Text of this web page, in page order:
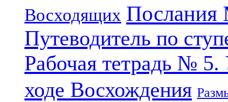
Восходящих Послания
Путеводитель по
Рабочая тетрадь №
ходе Восхождения